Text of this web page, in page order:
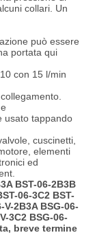
collari. Un
può essere
portata qui
con 15 l/min
usato tappando
cuscinetti,
elementi
ed
BST-06-2B3B
06-3C2 BST-
V-2B3A BSG-06-
3C2 BSG-06-
breve termine